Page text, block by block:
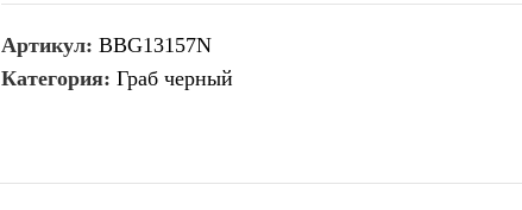
Артикул: BBG13157N
Категория: Граб черный